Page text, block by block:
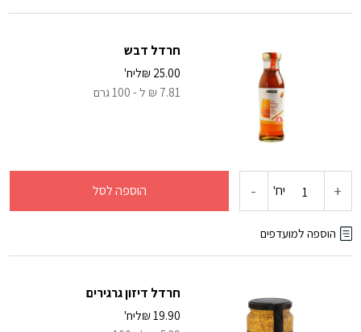
חרדל דבש
₪ 25.00
ליח'
7.81 ₪ ל - 100 גרם
+ כמות
של
יח' - הוספה לסל
הוספה למועדפים
חרדל דיזון גרגירים
₪19.90
ליח'